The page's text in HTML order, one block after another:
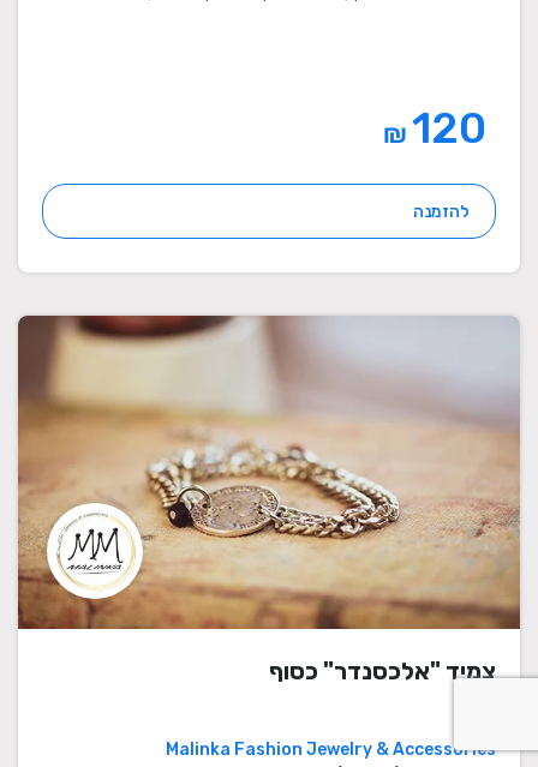
₪
להזמנה
צמיד "אלכסנדר" כסוף
Malinka Fashion Jewelry & Accessories